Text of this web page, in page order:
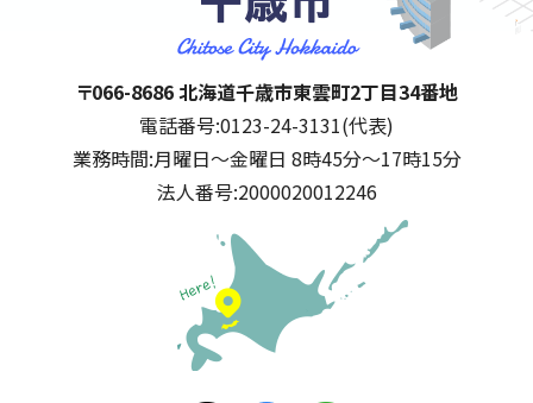
千歳市
住所:
〒066-8686 北海道千歳市東雲町2丁目34番地
電話番号:0123-24-3131(代表)
業務時間:月曜日～金曜日 8時45分～17時15分
法人番号:2000020012246